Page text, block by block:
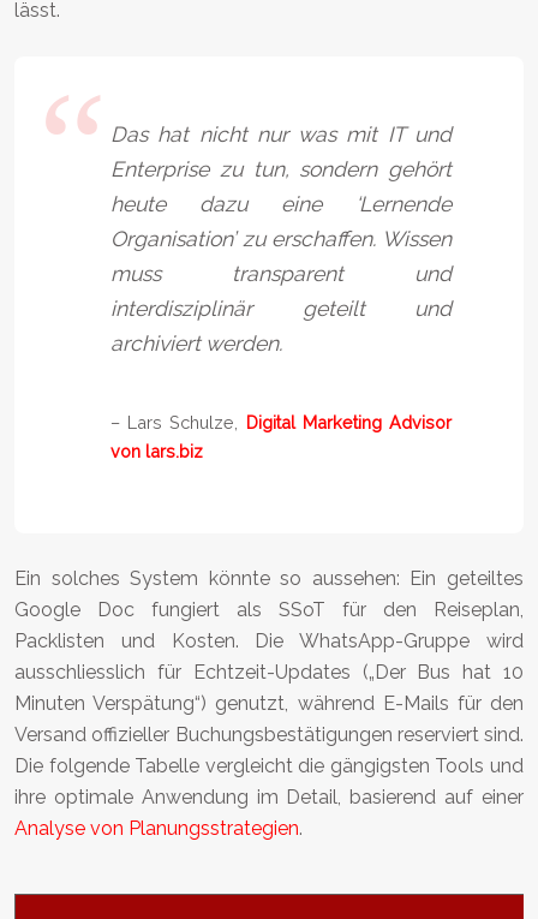
lässt.
Das hat nicht nur was mit IT und
Enterprise zu tun, sondern gehört
heute dazu eine ‘Lernende
Organisation’ zu erschaffen. Wissen
muss transparent und
interdisziplinär geteilt und
archiviert werden.
– Lars Schulze, Digital Marketing Advisor
von lars.biz
Ein solches System könnte so aussehen: Ein geteiltes
Google Doc fungiert als SSoT für den Reiseplan,
Packlisten und Kosten. Die WhatsApp-Gruppe wird
ausschliesslich für Echtzeit-Updates („Der Bus hat 10
Minuten Verspätung“) genutzt, während E-Mails für den
Versand offizieller Buchungsbestätigungen reserviert sind.
Die folgende Tabelle vergleicht die gängigsten Tools und
ihre optimale Anwendung im Detail, basierend auf einer
Analyse von Planungsstrategien.